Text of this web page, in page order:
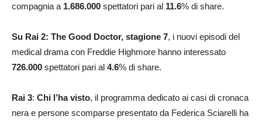
compagnia a 1.686.000 spettatori pari al 11.6% di share.
Su Rai 2: The Good Doctor, stagione 7, i nuovi episodi del
medical drama con Freddie Highmore hanno interessato
726.000 spettatori pari al 4.6% di share.
Rai 3: Chi l’ha visto, il programma dedicato ai casi di cronaca
nera e persone scomparse presentato da Federica Sciarelli ha